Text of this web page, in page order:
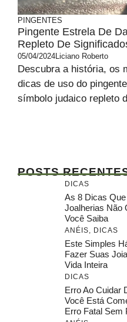
PINGENTES
Pingente Estrela De
Repleto De
05/04/2024Liciano Roberto
Descubra a história, os
dicas de uso do
símbolo judaico repleto
POSTS
DICAS
As 8 Dicas Que
Joalherias Não
Você Saiba
ANÉIS, DICAS
Este Simples
Fazer Suas
Vida Inteira
DICAS
Erro Ao Cuidar
Você Está
Erro Fatal Sem